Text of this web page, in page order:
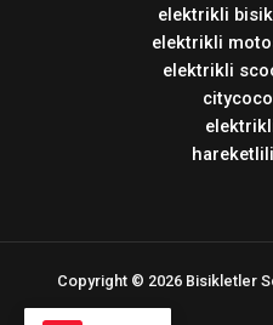
elektrikli
elektrikli
elektrikli
Copyright © 2026 Bisikletler